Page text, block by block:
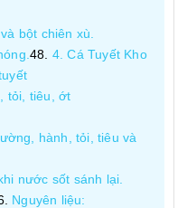
bột chiên xù.
4. Cá Tuyết Kho
tỏi, tiêu, ớt
hành, tỏi, tiêu và
nước sốt sánh lại.
Nguyên liệu: